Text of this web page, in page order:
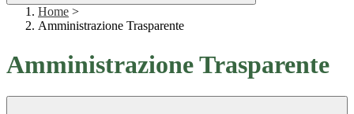
Home >
Amministrazione Trasparente
Amministrazione Trasparente